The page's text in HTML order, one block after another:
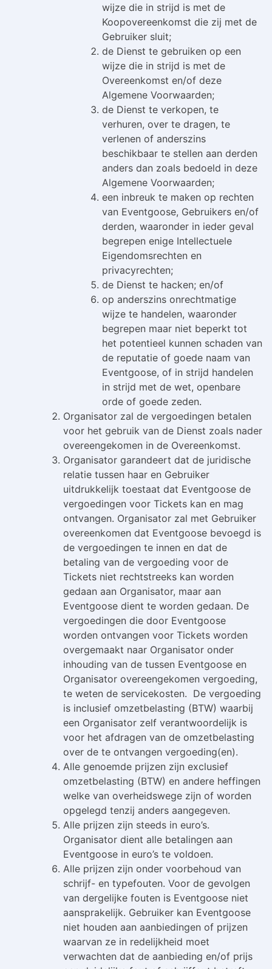
wijze die in strijd is met de
Koopovereenkomst die zij met de
Gebruiker sluit;
de Dienst te gebruiken op een
wijze die in strijd is met de
Overeenkomst en/of deze
Algemene Voorwaarden;
de Dienst te verkopen, te
verhuren, over te dragen, te
verlenen of anderszins
beschikbaar te stellen aan derden
anders dan zoals bedoeld in deze
Algemene Voorwaarden;
een inbreuk te maken op rechten
van Eventgoose, Gebruikers en/of
derden, waaronder in ieder geval
begrepen enige Intellectuele
Eigendomsrechten en
privacyrechten;
de Dienst te hacken; en/of
op anderszins onrechtmatige
wijze te handelen, waaronder
begrepen maar niet beperkt tot
het potentieel kunnen schaden van
de reputatie of goede naam van
Eventgoose, of in strijd handelen
in strijd met de wet, openbare
orde of goede zeden.
Organisator zal de vergoedingen betalen
voor het gebruik van de Dienst zoals nader
overeengekomen in de Overeenkomst.
Organisator garandeert dat de juridische
relatie tussen haar en Gebruiker
uitdrukkelijk toestaat dat Eventgoose de
vergoedingen voor Tickets kan en mag
ontvangen. Organisator zal met Gebruiker
overeenkomen dat Eventgoose bevoegd is
de vergoedingen te innen en dat de
betaling van de vergoeding voor de
Tickets niet rechtstreeks kan worden
gedaan aan Organisator, maar aan
Eventgoose dient te worden gedaan. De
vergoedingen die door Eventgoose
worden ontvangen voor Tickets worden
overgemaakt naar Organisator onder
inhouding van de tussen Eventgoose en
Organisator overeengekomen vergoeding,
te weten de servicekosten. De vergoeding
is inclusief omzetbelasting (BTW) waarbij
een Organisator zelf verantwoordelijk is
voor het afdragen van de omzetbelasting
over de te ontvangen vergoeding(en).
Alle genoemde prijzen zijn exclusief
omzetbelasting (BTW) en andere heffingen
welke van overheidswege zijn of worden
opgelegd tenzij anders aangegeven.
Alle prijzen zijn steeds in euro’s.
Organisator dient alle betalingen aan
Eventgoose in euro’s te voldoen.
Alle prijzen zijn onder voorbehoud van
schrijf- en typefouten. Voor de gevolgen
van dergelijke fouten is Eventgoose niet
aansprakelijk. Gebruiker kan Eventgoose
niet houden aan aanbiedingen of prijzen
waarvan ze in redelijkheid moet
verwachten dat de aanbieding en/of prijs